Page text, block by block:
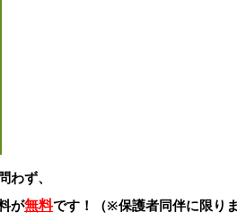
わず、
が無料です！（※保護者同伴に限り